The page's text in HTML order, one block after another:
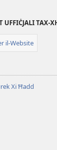
Frar
UFFIĊJALI TAX-
il-Website
Xi Ħadd